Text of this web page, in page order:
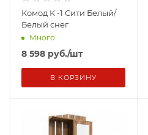
Комод К -1 Сити Белый/
Белый снег
Много
8 598 руб./шт
В КОРЗИНУ